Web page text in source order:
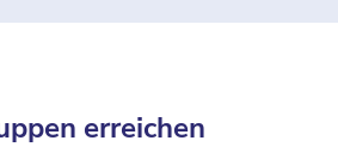
erreichen